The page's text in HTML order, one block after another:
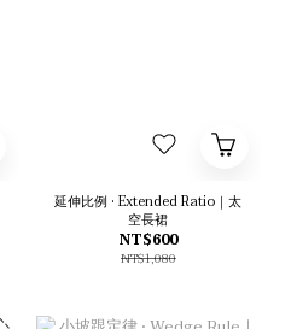
延伸比例 • Extended Ratio｜太
空長裙
NT$600
NT$1,080